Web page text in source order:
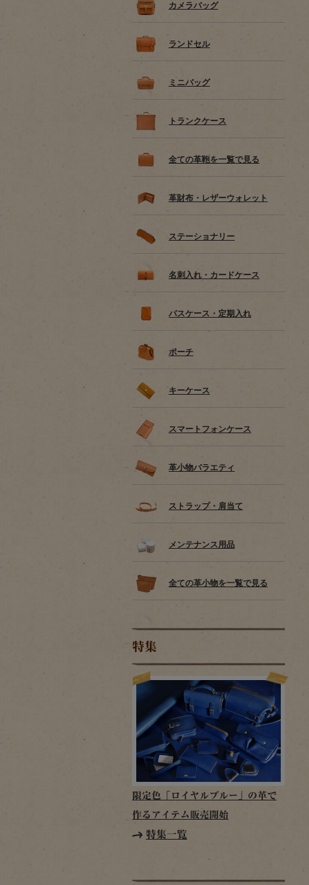
カメラバッグ
ランドセル
ミニバッグ
トランクケース
全ての革鞄を一覧で見る
革財布・レザーウォレット
ステーショナリー
名刺入れ・カードケース
パスケース・定期入れ
ポーチ
キーケース
スマートフォンケース
革小物バラエティ
ストラップ・肩当て
メンテナンス用品
全ての革小物を一覧で見る
特集
限定色「ロイヤルブルー」の革で
作るアイテム販売開始
特集一覧